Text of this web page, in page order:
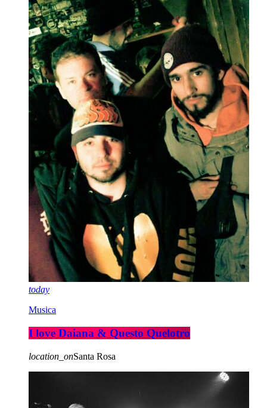
today
Musica
I love Daiana & Questo Quelotro
location_onSanta Rosa